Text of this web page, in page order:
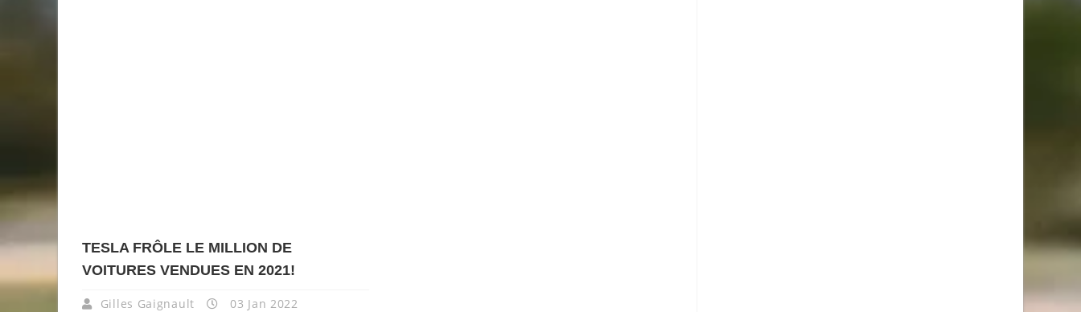
TESLA FRÔLE LE MILLION DE
VOITURES VENDUES EN 2021!
Gilles Gaignault 03 Jan 2022